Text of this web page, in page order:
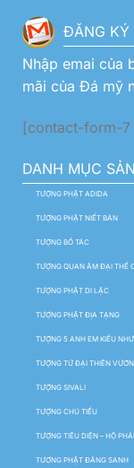
ĐĂNG KÝ
Nhập emai của
mãi của Đá mỹ
[contact-form-
DANH MỤC
TƯỢNG PHẬT ADIDA
TƯỢNG PHẬT NIẾT BÀN
TƯỢNG BỒ TÁC
TƯỢNG QUAN ÂM ĐẠI THẾ
TƯỢNG PHẬT DI LẶC
TƯỢNG PHẬT ĐỊA TẠNG
TƯỢNG 5 ANH EM KIỀU
TƯỢNG TỨ ĐẠI THIÊN
TƯỢNG SIVALI
TƯỢNG CHÚ TIỂU
TƯỢNG TIÊU DIỆN – HỘ
TƯỢNG PHẬT ĐẢNG SANH